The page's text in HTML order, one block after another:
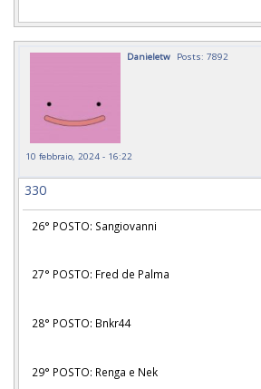
Danieletw Posts: 7892
10 febbraio, 2024 - 16:22
330
26° POSTO: Sangiovanni
27° POSTO: Fred de Palma
28° POSTO: Bnkr44
29° POSTO: Renga e Nek